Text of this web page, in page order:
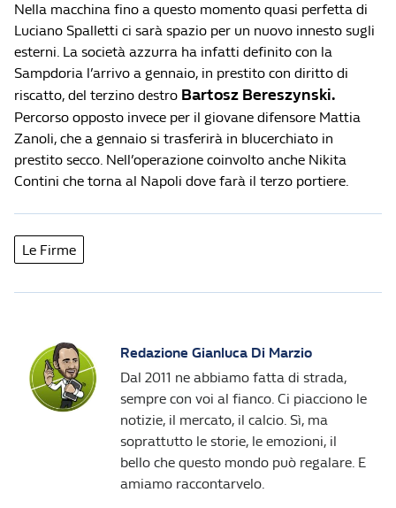
Nella macchina fino a questo momento quasi perfetta di
Luciano Spalletti ci sarà spazio per un nuovo innesto sugli
esterni. La società azzurra ha infatti definito con la
Sampdoria l’arrivo a gennaio, in prestito con diritto di
riscatto, del terzino destro Bartosz Bereszynski.
Percorso opposto invece per il giovane difensore Mattia
Zanoli, che a gennaio si trasferirà in blucerchiato in
prestito secco. Nell’operazione coinvolto anche Nikita
Contini che torna al Napoli dove farà il terzo portiere.
Le Firme
Redazione Gianluca Di Marzio
Dal 2011 ne abbiamo fatta di strada,
sempre con voi al fianco. Ci piacciono le
notizie, il mercato, il calcio. Sì, ma
soprattutto le storie, le emozioni, il
bello che questo mondo può regalare. E
amiamo raccontarvelo.